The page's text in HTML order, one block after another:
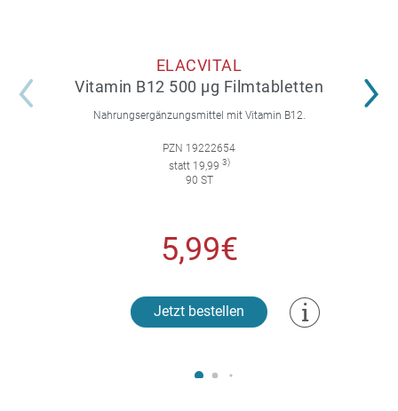
ELACVITAL
Vitamin B12 500 µg Filmtabletten
Nahrungsergänzungsmittel mit Vitamin B12.
PZN 19222654
statt 19,99 3)
90 ST
5,99€
Jetzt bestellen